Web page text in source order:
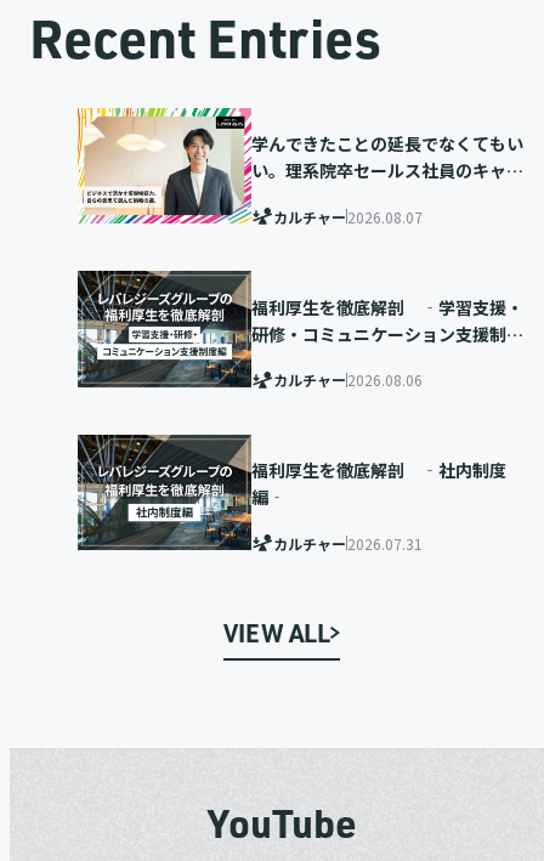
Recent Entries
学んできたことの延長でなくてもい
い。理系院卒セールス社員のキャリ
カルチャー2026.08.07
福利厚生を徹底解剖 ‐学習支援・
研修・コミュニケーション支援制度
カルチャー2026.08.06
福利厚生を徹底解剖 ‐社内制度
編‐
カルチャー2026.07.31
VIEW ALL
YouTube